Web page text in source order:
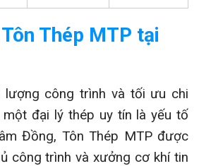
Thép MTP tại
công trình và tối ưu chi
đại lý thép uy tín là yếu tố
Đồng, Tôn Thép MTP được
công trình và xưởng cơ khí tin